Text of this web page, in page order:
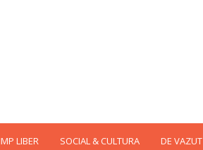
LIBER SOCIAL & CULTURA DE VAZUT